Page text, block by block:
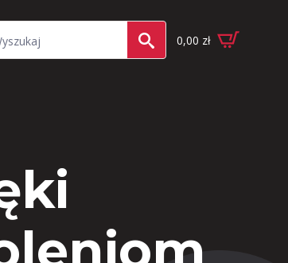
for:
0,00 zł